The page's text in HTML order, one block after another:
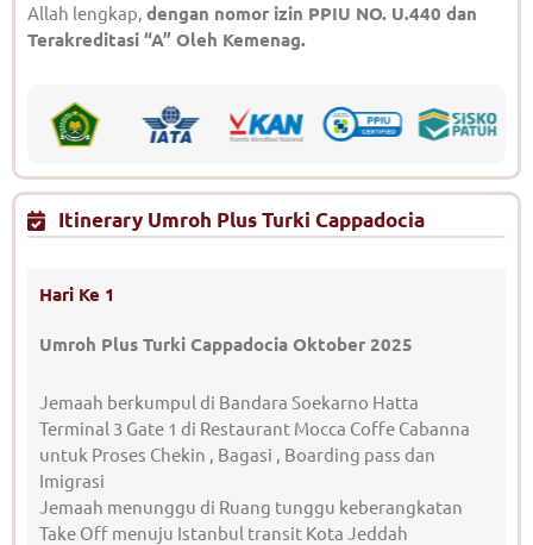
Allah lengkap, dengan nomor izin PPIU NO. U.440 dan
Terakreditasi “A” Oleh Kemenag.
Itinerary Umroh Plus Turki Cappadocia
Hari Ke 1
Umroh Plus Turki Cappadocia Oktober 2025
Jemaah berkumpul di Bandara Soekarno Hatta
Terminal 3 Gate 1 di Restaurant Mocca Coffe Cabanna
untuk Proses Chekin , Bagasi , Boarding pass dan
Imigrasi
Jemaah menunggu di Ruang tunggu keberangkatan
Take Off menuju Istanbul transit Kota Jeddah